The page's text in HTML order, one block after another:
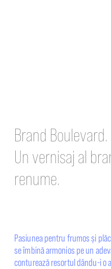
Brand Boulevard.
Un vernisaj al
renume.
Pasiunea pentru frumos și
se îmbină armonios pe un
conturează resortul dându-i o